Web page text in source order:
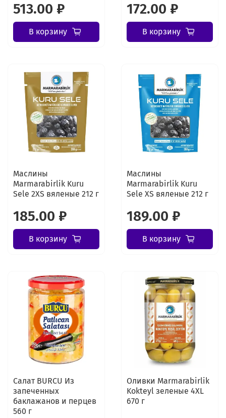
513.00 ₽
В корзину
172.00 ₽
В корзину
Маслины
Marmarabirlik Kuru
Sele 2XS вяленые 212 г
185.00 ₽
В корзину
Маслины
Marmarabirlik Kuru
Sele XS вяленые 212 г
189.00 ₽
В корзину
Салат BURCU Из
запеченных
баклажанов и перцев
560 г
Оливки Marmarabirlik
Kokteyl зеленые 4XL
670 г